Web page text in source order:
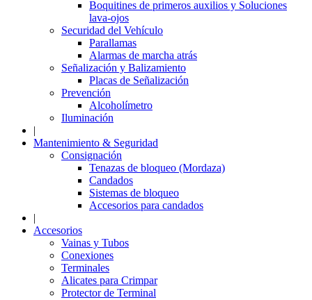
Boquitines de primeros auxilios y Soluciones
lava-ojos
Securidad del Vehículo
Parallamas
Alarmas de marcha atrás
Señalización y Balizamiento
Placas de Señalización
Prevención
Alcoholímetro
Iluminación
|
Mantenimiento & Seguridad
Consignación
Tenazas de bloqueo (Mordaza)
Candados
Sistemas de bloqueo
Accesorios para candados
|
Accesorios
Vainas y Tubos
Conexiones
Terminales
Alicates para Crimpar
Protector de Terminal